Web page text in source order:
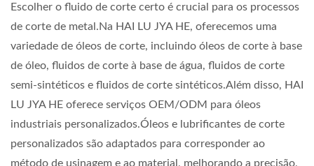
Escolher o fluido de corte certo é crucial para os processos
de corte de metal.Na HAI LU JYA HE, oferecemos uma
variedade de óleos de corte, incluindo óleos de corte à base
de óleo, fluidos de corte à base de água, fluidos de corte
semi-sintéticos e fluidos de corte sintéticos.Além disso, HAI
LU JYA HE oferece serviços OEM/ODM para óleos
industriais personalizados.Óleos e lubrificantes de corte
personalizados são adaptados para corresponder ao
método de usinagem e ao material, melhorando a precisão,